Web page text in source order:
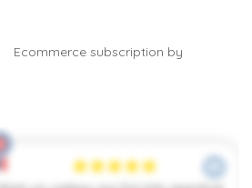
Ecommerce subscription by